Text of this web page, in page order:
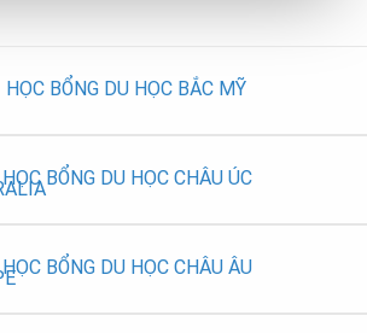
HỌC BỔNG DU HỌC BẮC MỸ
HỌC BỔNG DU HỌC CHÂU ÚC
HỌC BỔNG DU HỌC CHÂU ÂU